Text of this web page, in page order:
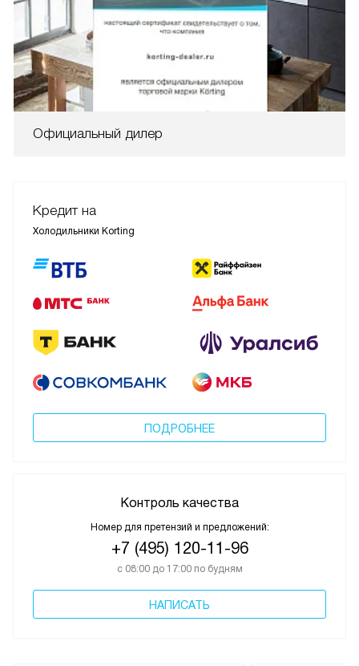
Официальный дилер
Кредит на
Холодильники Korting
ПОДРОБНЕЕ
Контроль качества
Номер для претензий и предложений:
+7 (495) 120-11-96
с 08:00 до 17:00 по будням
НАПИСАТЬ